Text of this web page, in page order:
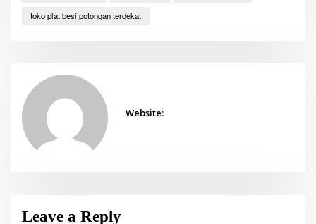
toko plat besi potongan terdekat
Website:
Leave a Reply